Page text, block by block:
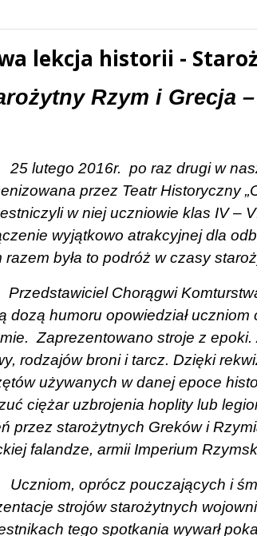
lekcja historii -
Rzym i Grecja
25 lutego 2016r. po raz drugi w
przez Teatr Historyczny
w niej uczniowie klas IV –
wyjątkowo atrakcyjnej dla
razem była to podróż w czasy
Przedstawiciel Chorągwi
dozą humoru opowiedział
Zaprezentowano stroje z epoki.
rodzajów broni i tarcz. Dzięki
używanych w danej epoce
ciężar uzbrojenia hoplity lub
przez starożytnych Greków i
falandze, armii Imperium
Uczniom, oprócz pouczających i
strojów starożytnych
tego spotkania wywarł